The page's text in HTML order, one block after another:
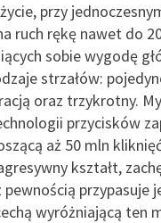
przy
ruch rękę nawet do
sobie wygodę
strzałów:
oraz trzykrotny.
przycisków
aż 50 mln
kształt,
przypasuje
wyróżniającą ten